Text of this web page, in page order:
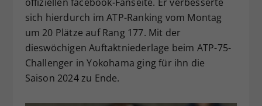
sich hierdurch im ATP-Ranking vom Montag
um 20 Plätze auf Rang 177. Mit der
dieswöchigen Auftaktniederlage beim ATP-75-
Challenger in Yokohama ging für ihn die
Saison 2024 zu Ende.